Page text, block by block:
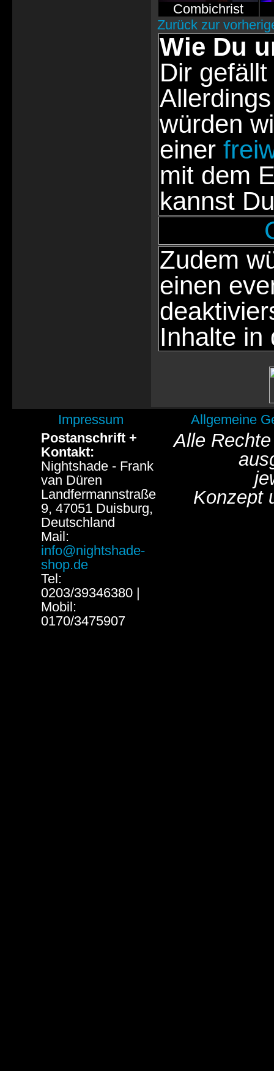
Combichrist
Zurück zur
Wie Du
Dir
würden
einer
mit dem
kannst
Zudem
einen
Inhalte in
Impressum
Allgemeine
Postanschrift +
Kontakt:
Nightshade - Frank
van Düren
Landfermannstraße
9, 47051 Duisburg,
Deutschland
Mail:
info@nightshade-
shop.de
Tel:
0203/39346380 |
Mobil:
0170/3475907
Alle
Konzept